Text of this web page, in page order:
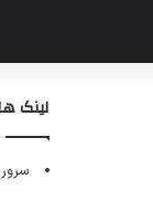
لینک